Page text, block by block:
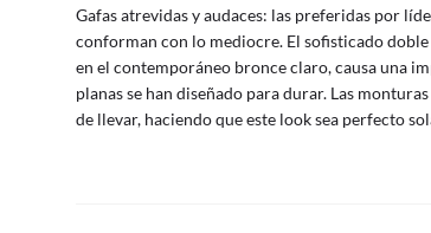
Gafas atrevidas y audaces: las preferidas por
conforman con lo mediocre. El sofisticado
en el contemporáneo bronce claro, causa una
planas se han diseñado para durar. Las
de llevar, haciendo que este look sea perfecto